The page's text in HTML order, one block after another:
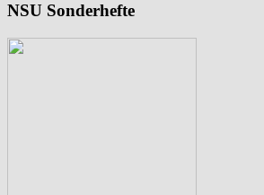
NSU Sonderhefte